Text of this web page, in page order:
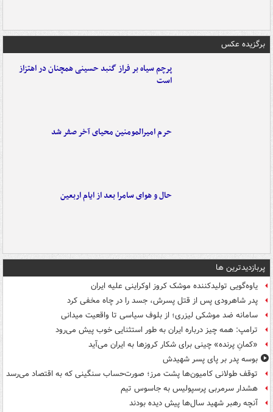
برگزیده عکس
پرچم سیاه بر فراز گنبد حسینی همچنان در اهتزاز
است
حرم امیرالمومنین محیای آخر صفر شد
حال و هوای سامرا بعد از ایام اربعین
پربازدیدترین ها
یاوه‌گویی تولیدکننده موشک کروز اوکراینی علیه ایران
پدر شاهرودی پس از قتل پسرش، جسد را در چاه مخفی کرد
سامانه ضد موشکی لیزری؛ از بلوف سیاسی تا واقعیت میدانی
ترامپ: همه چیز درباره ایران به طور استثنایی خوب پیش می‌رود
«کمانِ پرنده» چینی برای شکار کروزها به ایران می‌آید
بوسه‌ پدر بر پای پسر شهیدش
توقف طولانی کامیون‌ها پشت مرز؛ صورت‌حساب سنگینی که به اقتصاد می‌رسد
هشدار سرمربی پرسپولیس به جاسوس تیم
آنچه رهبر شهید سال‌ها پیش دیده بودند